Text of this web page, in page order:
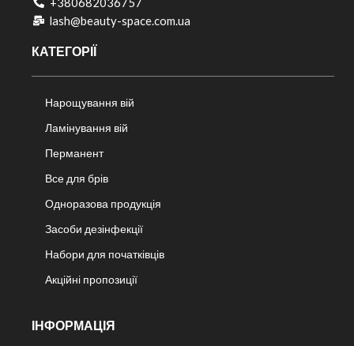
lash@beauty-space.com.ua
КАТЕГОРІЇ
Нарощування вій
Ламінування вій
Перманент
Все для брів
Одноразова продукція
Засоби дезінфекції
Набори для початківців
Акційні пропозиції
ІНФОРМАЦІЯ